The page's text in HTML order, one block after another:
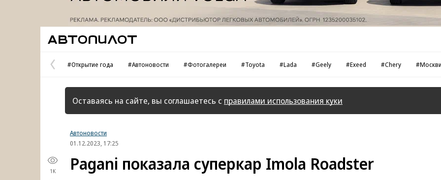
Предыдущая
страница
#Открытие года #Автоновости #Фотогалереи #Toyota #Lada #Geely #Exeed #Chery
Оставаясь на сайте, вы соглашаетесь с правилами использования куки
Автоновости
01.12.2023, 17:25
1K Pagani показала суперкар Imola Roadster